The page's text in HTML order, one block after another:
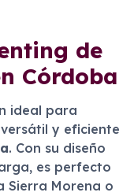
de
Córdoba
ideal para
y eficiente
. Con su diseño
es perfecto
Sierra Morena o